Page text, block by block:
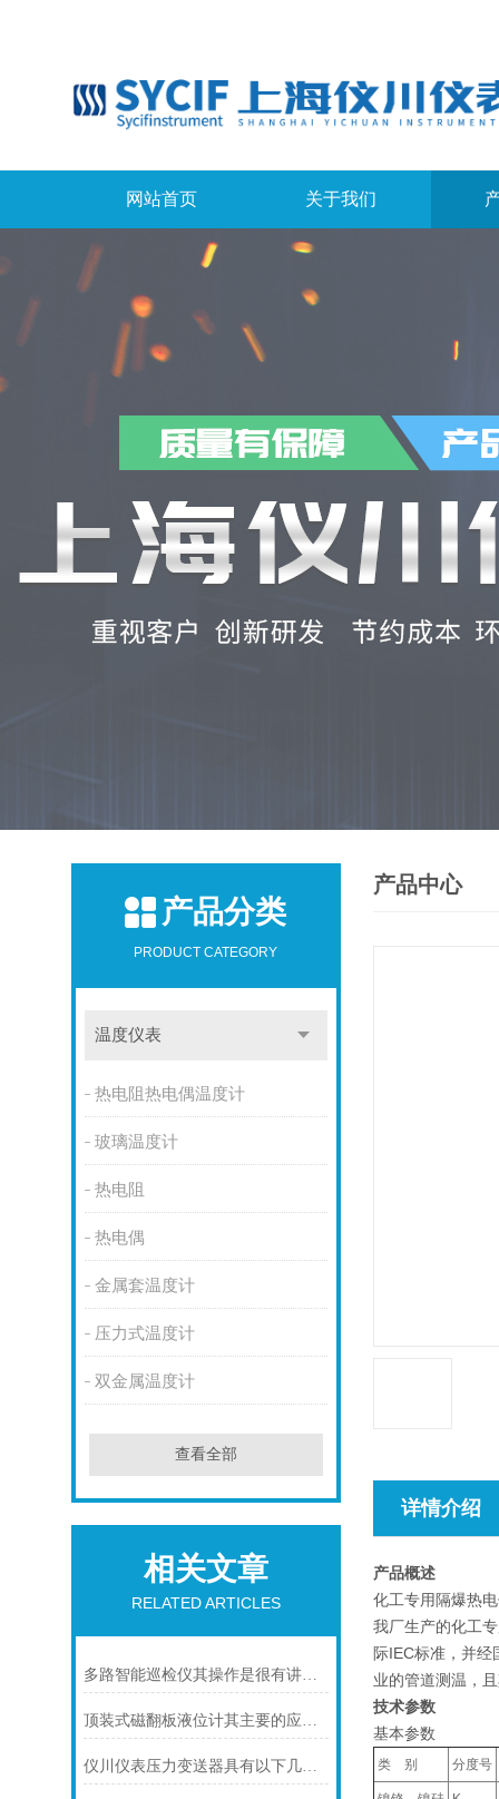
网站首页 关于我们
产品分类
PRODUCT CATEGORY
温度仪表
热电阻热电偶温度计
玻璃温度计
热电阻
热电偶
金属套温度计
压力式温度计
双金属温度计
查看全部
相关文章
RELATED ARTICLES
多路智能巡检仪其操作是很有讲究的
顶装式磁翻板液位计其主要的应用领域及具体用途
仪川仪表压力变送器具有以下几大技术特点
产品中心
详情介绍
产品概述
化工专用隔爆热
我厂生产的化工
际IEC标准，并
业的管道测温，
技术参数
基本参数
类 别 分度号